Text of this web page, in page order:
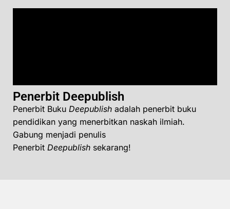
Penerbit Deepublish
Penerbit Buku Deepublish adalah penerbit buku
pendidikan yang menerbitkan naskah ilmiah.
Gabung menjadi penulis
Penerbit Deepublish sekarang!